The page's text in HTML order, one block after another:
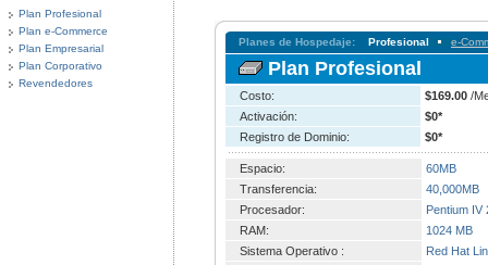
Plan Profesional
Plan e-Commerce
Plan Empresarial
Plan Corporativo
Revendedores
Planes de Hospedaje: Profesional e-
Plan Profesional
Costo: $169.00 /
Activación:
$0*
Registro de Dominio:
$0*
Espacio:
60MB
Transferencia:
40,000MB
Procesador:
Pentium IV
RAM:
1024 MB
Sistema Operativo :
Red Hat